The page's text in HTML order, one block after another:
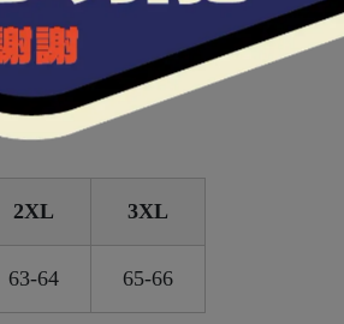
2XL 3XL
63-64 65-66